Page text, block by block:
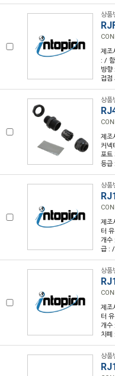
상품
제조
: /
방
접점
상품
제조
커넥
포트
등급
상품
제조
터
개수
급 :
상품
제조
터
개수
차
상품